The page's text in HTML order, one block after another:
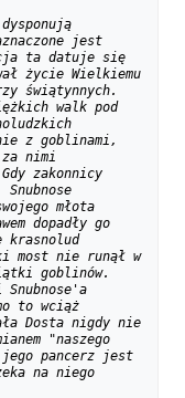
jest
ta datuje się
życie Wielkiemu
świątynnych.
walk pod
z goblinami,
za nimi
zakonnicy
młota
dopadły go
krasnolud
most nie runął w
goblinów.
to wciąż
Dosta nigdy nie
"naszego
pancerz jest
na niego